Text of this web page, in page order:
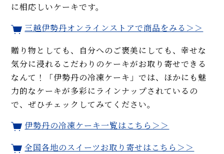
に相応しいケーキです。
三越伊勢丹オンラインストアで商品をみる＞＞
贈り物としても、自分へのご褒美にしても、幸せな
気分に浸れるこだわりのケーキがお取り寄せできる
なんて！「伊勢丹の冷凍ケーキ」では、ほかにも魅
力的なケーキが多彩にラインナップされているの
で、ぜひチェックしてみてください。
伊勢丹の冷凍ケーキ一覧はこちら＞＞
全国各地のスイーツお取り寄せはこちら＞＞